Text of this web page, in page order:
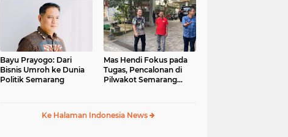
Bayu Prayogo: Dari
Bisnis Umroh ke Dunia
Politik Semarang
Mas Hendi Fokus pada
Tugas, Pencalonan di
Pilwakot Semarang
Ke Halaman Indonesia News